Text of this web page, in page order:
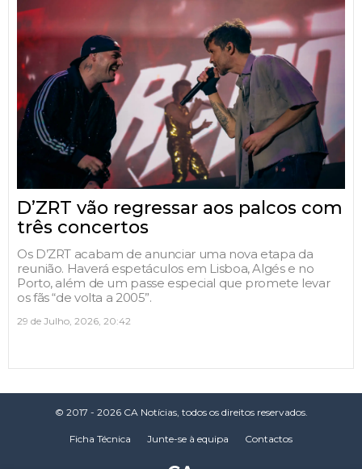
D’ZRT vão regressar aos palcos com
três concertos
Os D’ZRT acabam de anunciar uma nova etapa da
reunião. Haverá espetáculos em Lisboa, Algés e no
Porto, além de um passe especial que promete levar
os fãs “de volta a 2005”.
29 de Julho, 2026, 20:42
© 2017 - 2026 CA Notícias, todos os direitos reservados.
Ficha Técnica Junte-se à equipa Contactos